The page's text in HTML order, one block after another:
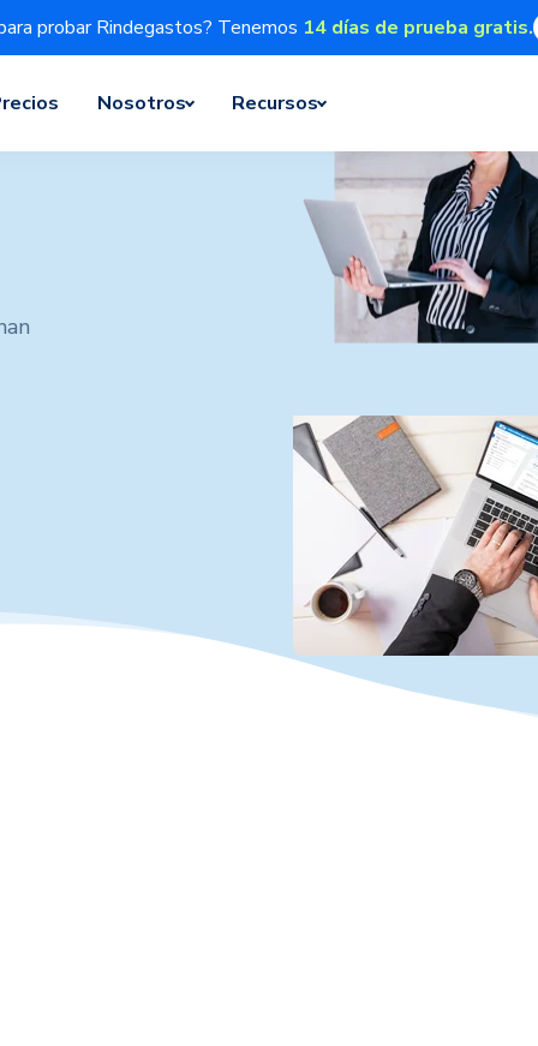
probar Rindegastos? Tenemos 14 días de prueba gratis.
Nosotros Recursos